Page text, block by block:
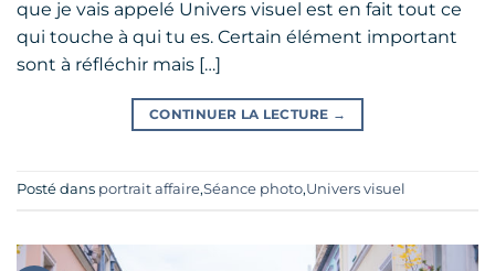
que je vais appelé Univers visuel est en fait tout ce
qui touche à qui tu es. Certain élément important
sont à réfléchir mais […]
CONTINUER LA LECTURE →
Posté dans portrait affaire,Séance photo,Univers visuel